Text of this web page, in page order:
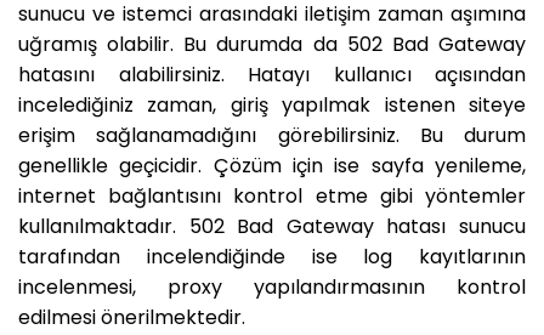
sunucu ve istemci arasındaki iletişim zaman aşımına
uğramış olabilir. Bu durumda da 502 Bad Gateway
hatasını alabilirsiniz. Hatayı kullanıcı açısından
incelediğiniz zaman, giriş yapılmak istenen siteye
erişim sağlanamadığını görebilirsiniz. Bu durum
genellikle geçicidir. Çözüm için ise sayfa yenileme,
internet bağlantısını kontrol etme gibi yöntemler
kullanılmaktadır. 502 Bad Gateway hatası sunucu
tarafından incelendiğinde ise log kayıtlarının
incelenmesi, proxy yapılandırmasının kontrol
edilmesi önerilmektedir.